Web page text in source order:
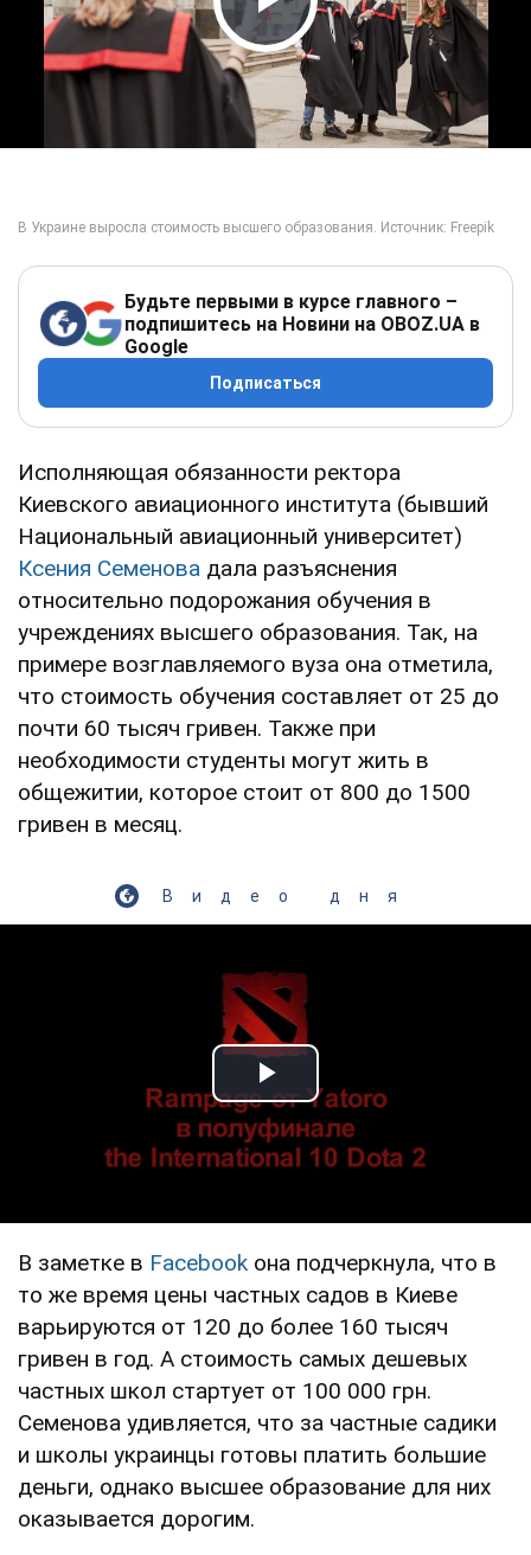
Play Video
Будьте первыми в курсе главного –
подпишитесь на Новини на OBOZ.UA в
Google
Подписаться
Исполняющая обязанности ректора
Киевского авиационного института (бывший
Национальный авиационный университет)
Ксения Семенова дала разъяснения
относительно подорожания обучения в
учреждениях высшего образования. Так, на
примере возглавляемого вуза она отметила,
что стоимость обучения составляет от 25 до
почти 60 тысяч гривен. Также при
необходимости студенты могут жить в
общежитии, которое стоит от 800 до 1500
гривен в месяц.
Видео дня
Play Video
В заметке в Facebook она подчеркнула, что в
то же время цены частных садов в Киеве
варьируются от 120 до более 160 тысяч
гривен в год. А стоимость самых дешевых
частных школ стартует от 100 000 грн.
Семенова удивляется, что за частные садики
и школы украинцы готовы платить большие
деньги, однако высшее образование для них
оказывается дорогим.